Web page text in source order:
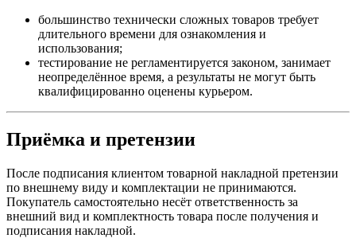
большинство технически сложных товаров требует
длительного времени для ознакомления и
использования;
тестирование не регламентируется законом, занимает
неопределённое время, а результаты не могут быть
квалифицированно оценены курьером.
Приёмка и претензии
После подписания клиентом товарной накладной претензии
по внешнему виду и комплектации не принимаются.
Покупатель самостоятельно несёт ответственность за
внешний вид и комплектность товара после получения и
подписания накладной.